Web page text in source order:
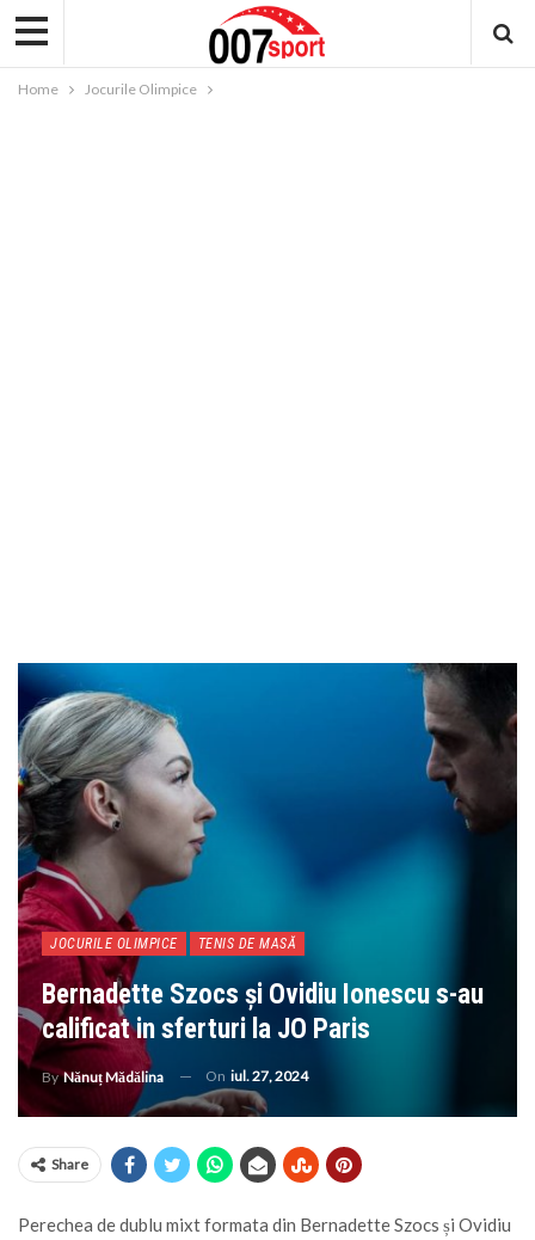
Home Jocurile Olimpice
JOCURILE OLIMPICE TENIS DE MASĂ
Bernadette Szocs și Ovidiu Ionescu s-au
calificat in sferturi la JO Paris
ByNănuț Mădălina On iul. 27, 2024
Share
Perechea de dublu mixt formata din Bernadette Szocs și Ovidiu